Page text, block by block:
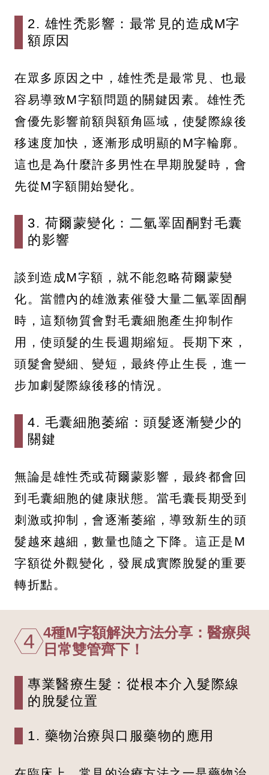
2. 雄性禿影響：最常見的造成M字
額原因
在眾多原因之中，雄性禿是最常見、也最
容易導致M字額問題的關鍵因素。雄性禿
會優先影響前額與額角區域，使髮際線後
移速度加快，逐漸形成明顯的M字輪廓。
這也是為什麼許多男性在早期脫髮時，會
先從M字額開始變化。
3. 荷爾蒙變化：二氫睪固酮對毛囊
的影響
談到造成M字額，就不能忽略荷爾蒙變
化。當體內的雄激素催發大量二氫睪固酮
時，這類物質會對毛囊細胞產生抑制作
用，使頭髮的生長週期縮短。長期下來，
頭髮會變細、變短，最終停止生長，進一
步加劇髮際線後移的情況。
4. 毛囊細胞萎縮：頭髮逐漸變少的
關鍵
無論是雄性禿或荷爾蒙影響，最終都會回
到毛囊細胞的健康狀態。當毛囊長期受到
刺激或抑制，會逐漸萎縮，導致新生的頭
髮越來越細，數量也隨之下降。這正是M
字額從外觀變化，發展成實際脫髮的重要
轉折點。
4 4種M字額解決方法分享：醫療與
日常雙管齊下！
專業醫療生髮：從根本介入髮際線
的脫髮位置
1. 藥物治療與口服藥物的應用